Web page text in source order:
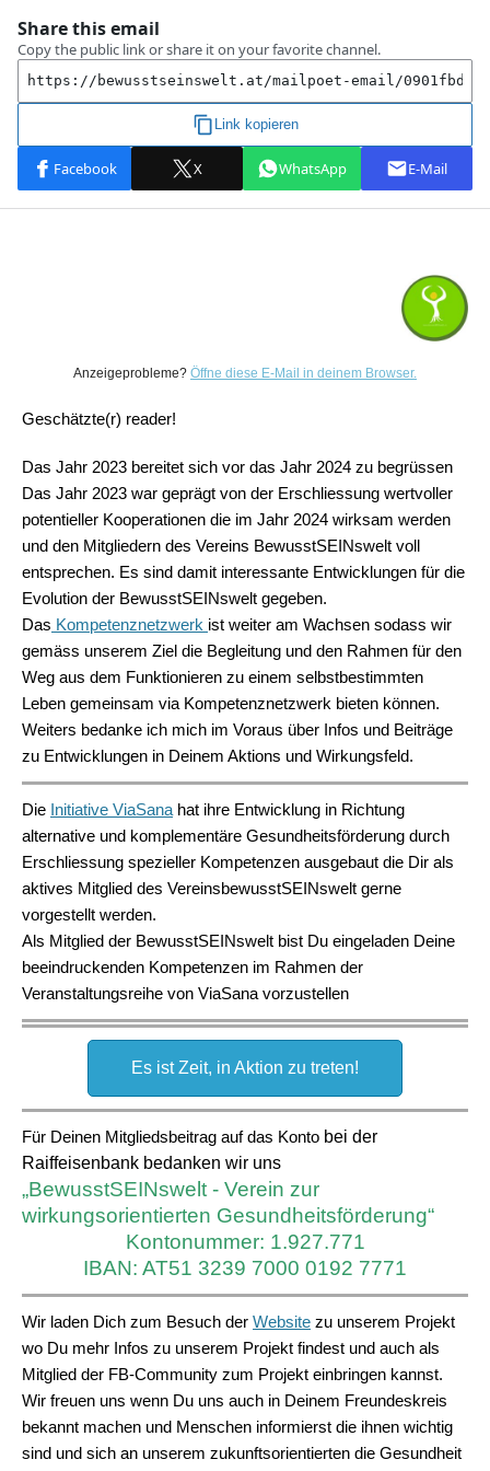
Anzeigeprobleme? Öffne diese E-Mail in deinem Browser.
Geschätzte(r) reader!
Das Jahr 2023 bereitet sich vor das Jahr 2024 zu begrüssen
Das Jahr 2023 war geprägt von der Erschliessung wertvoller
potentieller Kooperationen die im Jahr 2024 wirksam werden
und den Mitgliedern des Vereins BewusstSEINswelt voll
entsprechen. Es sind damit interessante Entwicklungen für die
Evolution der BewusstSEINswelt gegeben.
Das Kompetenznetzwerk ist weiter am Wachsen sodass wir
gemäss unserem Ziel die Begleitung und den Rahmen für den
Weg aus dem Funktionieren zu einem selbstbestimmten
Leben gemeinsam via Kompetenznetzwerk bieten können.
Weiters bedanke ich mich im Voraus über Infos und Beiträge
zu Entwicklungen in Deinem Aktions und Wirkungsfeld.
Die Initiative ViaSana hat ihre Entwicklung in Richtung
alternative und komplementäre Gesundheitsförderung durch
Erschliessung spezieller Kompetenzen ausgebaut die Dir als
aktives Mitglied des VereinsbewusstSEINswelt gerne
vorgestellt werden.
Als Mitglied der BewusstSEINswelt bist Du eingeladen Deine
beeindruckenden Kompetenzen im Rahmen der
Veranstaltungsreihe von ViaSana vorzustellen
Es ist Zeit, in Aktion zu treten!
Für Deinen Mitgliedsbeitrag auf das Konto bei der
Raiffeisenbank bedanken wir uns
„BewusstSEINswelt - Verein zur
wirkungsorientierten Gesundheitsförderung“
Kontonummer: 1.927.771
IBAN: AT51 3239 7000 0192 7771
Wir laden Dich zum Besuch der Website zu unserem Projekt
wo Du mehr Infos zu unserem Projekt findest und auch als
Mitglied der FB-Community zum Projekt einbringen kannst.
Wir freuen uns wenn Du uns auch in Deinem Freundeskreis
bekannt machen und Menschen informierst die ihnen wichtig
sind und sich an unserem zukunftsorientierten die Gesundheit